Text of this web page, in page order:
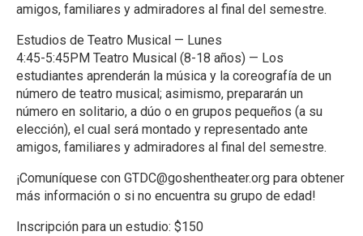
amigos, familiares y admiradores al final del semestre.
Estudios de Teatro Musical — Lunes
4:45-5:45PM Teatro Musical (8-18 años) — Los
estudiantes aprenderán la música y la coreografía de un
número de teatro musical; asimismo, prepararán un
número en solitario, a dúo o en grupos pequeños (a su
elección), el cual será montado y representado ante
amigos, familiares y admiradores al final del semestre.
¡Comuníquese con GTDC@goshentheater.org para obtener
más información o si no encuentra su grupo de edad!
Inscripción para un estudio: $150